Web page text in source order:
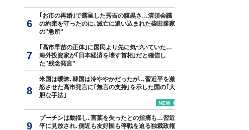
｢お市の再婚｣で露呈した秀吉の腹黒さ…清須会議
の約束を守ったのに､滅亡に追い込まれた柴田勝家
の"急所"
｢高市早苗の正体｣に国民より先に気づいていた…
海外投資家が｢日本経済を壊す首相｣だと確信し
た"残念発言"
米国は曖昧､韓国は冷ややかだったが…習近平を激
怒させた高市発言に｢無言の支持｣を示した国の｢大
胆な手法｣
プーチンは動揺し､言葉を失ったとの指摘も…習近
平に見放され､側近も友好国も停戦を迫る独裁政権